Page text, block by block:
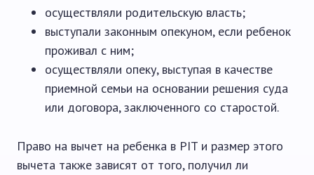
осуществляли родительскую власть;
выступали законным опекуном, если ребенок
проживал с ним;
осуществляли опеку, выступая в качестве
приемной семьи на основании решения суда
или договора, заключенного со старостой.
Право на вычет на ребенка в PIT и размер этого
вычета также зависят от того, получил ли